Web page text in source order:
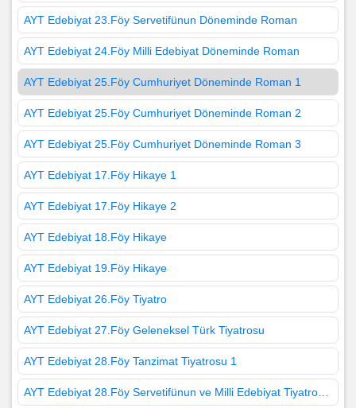
AYT Edebiyat 23.Föy Servetifünun Döneminde Roman
AYT Edebiyat 24.Föy Milli Edebiyat Döneminde Roman
AYT Edebiyat 25.Föy Cumhuriyet Döneminde Roman 1
AYT Edebiyat 25.Föy Cumhuriyet Döneminde Roman 2
AYT Edebiyat 25.Föy Cumhuriyet Döneminde Roman 3
AYT Edebiyat 17.Föy Hikaye 1
AYT Edebiyat 17.Föy Hikaye 2
AYT Edebiyat 18.Föy Hikaye
AYT Edebiyat 19.Föy Hikaye
AYT Edebiyat 26.Föy Tiyatro
AYT Edebiyat 27.Föy Geleneksel Türk Tiyatrosu
AYT Edebiyat 28.Föy Tanzimat Tiyatrosu 1